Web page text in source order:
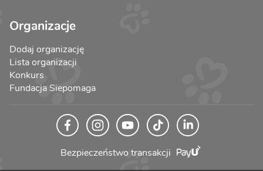
Organizacje
Dodaj organizację
Lista organizacji
Konkurs
Fundacja Siepomaga
Bezpieczeństwo transakcji